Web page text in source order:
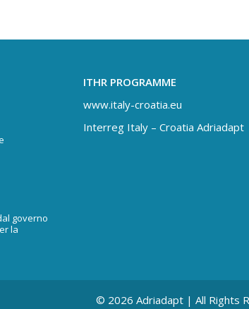
governo
la
ITHR PROGRAMME
www.italy-croatia.eu
Interreg Italy – Croatia Adriadapt
© 2026 Adriadapt | All Rights